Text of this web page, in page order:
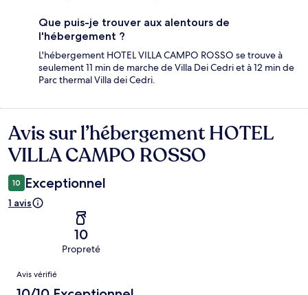
Que puis-je trouver aux alentours de
l'hébergement ?
L'hébergement HOTEL VILLA CAMPO ROSSO se trouve à
seulement 11 min de marche de Villa Dei Cedri et à 12 min de
Parc thermal Villa dei Cedri.
Avis
Avis sur l’hébergement HOTEL
VILLA CAMPO ROSSO
10 Exceptionnel
1 avis
10
Propreté
Avis
Avis vérifié